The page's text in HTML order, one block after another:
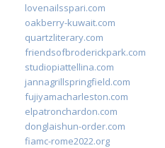
lovenailsspari.com
oakberry-kuwait.com
quartzliterary.com
friendsofbroderickpark.com
studiopiattellina.com
jannagrillspringfield.com
fujiyamacharleston.com
elpatronchardon.com
donglaishun-order.com
fiamc-rome2022.org